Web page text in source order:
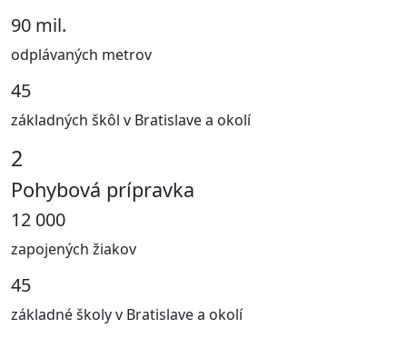
90 mil.
odplávaných metrov
45
základných škôl v Bratislave a okolí
2
Pohybová prípravka
12 000
zapojených žiakov
45
základné školy v Bratislave a okolí